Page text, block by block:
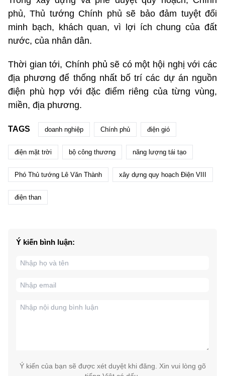
phủ, Thủ tướng Chính phủ sẽ bảo đảm tuyệt đối
minh bạch, khách quan, vì lợi ích chung của đất
nước, của nhân dân.
Thời gian tới, Chính phủ sẽ có một hội nghị với các
địa phương để thống nhất bố trí các dự án nguồn
điện phù hợp với đặc điểm riêng của từng vùng,
miền, địa phương.
TAGS doanh nghiệp Chính phủ điện gió
điện mặt trời bộ công thương năng lượng tái tạo
Phó Thủ tướng Lê Văn Thành xây dựng quy hoạch Điện VIII
điện than
Ý kiến bình luận:
Ý kiến của bạn sẽ được xét duyệt khi đăng. Xin vui lòng gõ